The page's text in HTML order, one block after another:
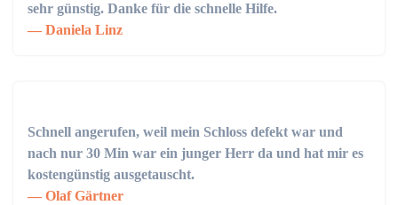
sehr günstig. Danke für die schnelle Hilfe.
Daniela Linz
Schnell angerufen, weil mein Schloss defekt war und
nach nur 30 Min war ein junger Herr da und hat mir es
kostengünstig ausgetauscht.
Olaf Gärtner